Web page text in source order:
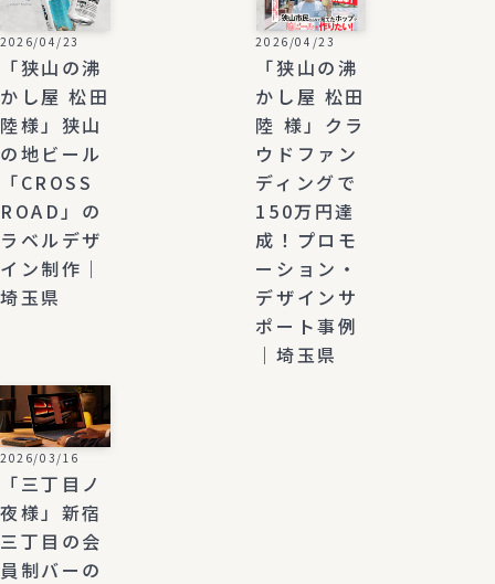
2026/04/23
「狭山の沸
かし屋 松田
陸様」狭山
の地ビール
「CROSS
ROAD」の
ラベルデザ
イン制作｜
埼玉県
2026/04/23
「狭山の沸
かし屋 松田
陸 様」クラ
ウドファン
ディングで
150万円達
成！プロモ
ーション・
デザインサ
ポート事例
｜埼玉県
2026/03/16
「三丁目ノ
夜様」新宿
三丁目の会
員制バーの